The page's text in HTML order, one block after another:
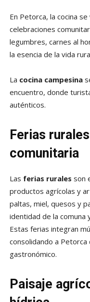
En Petorca, la cocina
celebraciones
legumbres, carnes al
la esencia de la vida
La cocina campesina
encuentro, donde
auténticos.
Ferias
comunitaria
Las ferias rurales son
productos agrícolas y
paltas, miel, quesos y
identidad de la comuna
Estas ferias integran
consolidando a
gastronómico.
Paisaje